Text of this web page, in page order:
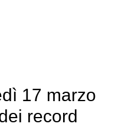
17 marzo
record